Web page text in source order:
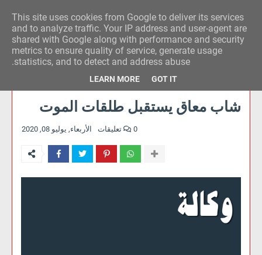
وكالة الحدث للآراء
شاب معاق يستقبل طلقات الموت
الأربعاء, يوليو 08, 2020 0 تعليقات
This site uses cookies from Google to deliver its services
and to analyze traffic. Your IP address and user-agent are
shared with Google along with performance and security
metrics to ensure quality of service, generate usage
statistics, and to detect and address abuse.
LEARN MORE GOT IT